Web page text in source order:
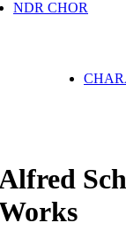
NDR CHOR